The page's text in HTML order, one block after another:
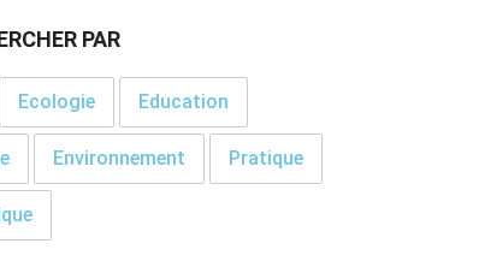
PAR
Ecologie Education
Environnement Pratique